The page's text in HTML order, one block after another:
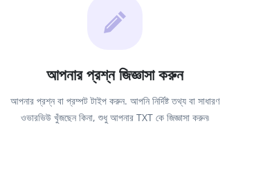
আপনার প্রশ্ন জিজ্ঞাসা করুন
আপনার প্রশ্ন বা প্রম্পট টাইপ করুন. আপনি নির্দিষ্ট তথ্য বা সাধারণ
ওভারভিউ খুঁজছেন কিনা, শুধু আপনার TXT কে জিজ্ঞাসা করুন৷